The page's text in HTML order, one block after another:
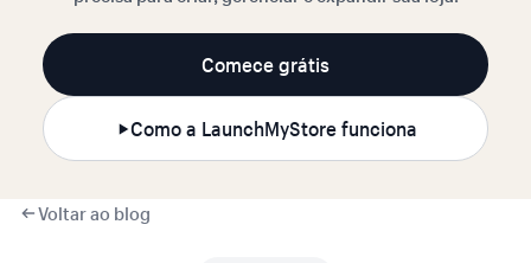
Comece grátis
Como a LaunchMyStore funciona
Voltar ao blog